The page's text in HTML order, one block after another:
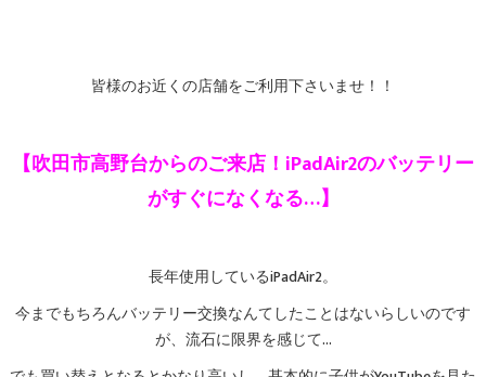
皆様のお近くの店舗をご利用下さいませ！！
【吹田市高野台からのご来店！iPadAir2のバッテリー
がすぐになくなる…】
長年使用しているiPadAir2。
今までもちろんバッテリー交換なんてしたことはないらしいのです
が、流石に限界を感じて…